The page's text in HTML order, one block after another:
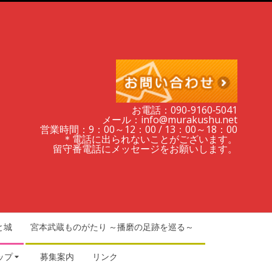
お電話：090-9160‐5041
メール：info@murakushu.net
営業時間：9：00～12：00 / 13：00～18：00
＊電話に出られないことがございます。
留守番電話にメッセージをお願いします。
城 宮本武蔵ものがたり ～播磨の足跡を巡る～
プ 募集案内 リンク